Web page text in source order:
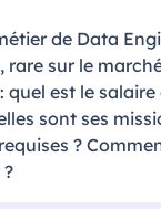
de Data
rare sur le
quel est le
sont ses
?